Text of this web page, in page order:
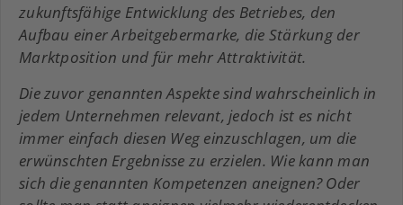
zukunftsfähige Entwicklung des Betriebes, den
Aufbau einer Arbeitgebermarke, die Stärkung der
Marktposition und für mehr Attraktivität.
Die zuvor genannten Aspekte sind wahrscheinlich in
jedem Unternehmen relevant, jedoch ist es nicht
immer einfach diesen Weg einzuschlagen, um die
erwünschten Ergebnisse zu erzielen. Wie kann man
sich die genannten Kompetenzen aneignen? Oder